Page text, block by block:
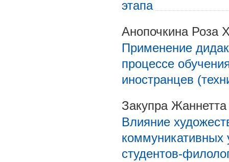
этапа
Анопочкина Роза
Применение
процессе
иностранцев
Закупра
Влияние
коммуникативных
студентов-